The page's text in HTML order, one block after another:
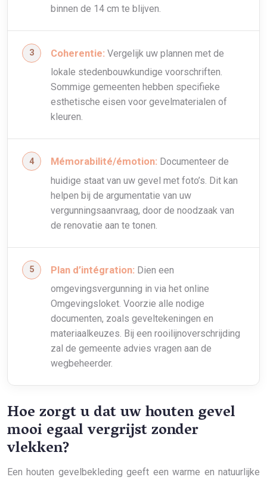
binnen de 14 cm te blijven.
Coherentie: Vergelijk uw plannen met de
lokale stedenbouwkundige voorschriften.
Sommige gemeenten hebben specifieke
esthetische eisen voor gevelmaterialen of
kleuren.
Mémorabilité/émotion: Documenteer de
huidige staat van uw gevel met foto’s. Dit kan
helpen bij de argumentatie van uw
vergunningsaanvraag, door de noodzaak van
de renovatie aan te tonen.
Plan d’intégration: Dien een
omgevingsvergunning in via het online
Omgevingsloket. Voorzie alle nodige
documenten, zoals geveltekeningen en
materiaalkeuzes. Bij een rooilijnoverschrijding
zal de gemeente advies vragen aan de
wegbeheerder.
Hoe zorgt u dat uw houten gevel
mooi egaal vergrijst zonder
vlekken?
Een houten gevelbekleding geeft een warme en natuurlijke